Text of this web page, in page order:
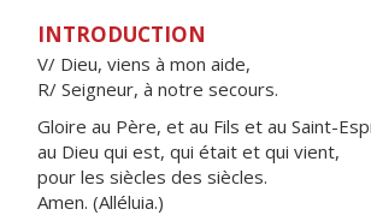
INTRODUCTION
V/ Dieu, viens à mon aide,
R/ Seigneur, à notre secours.
Gloire au Père, et au Fils et au Saint-
au Dieu qui est, qui était et qui vient,
pour les siècles des siècles.
Amen. (Alléluia.)